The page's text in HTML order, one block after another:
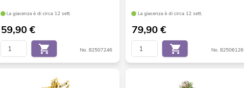
La giacenza è di circa 12 sett.
59,90€
No. 82507246
La giacenza è di circa 12 sett.
79,90€
No. 82506126